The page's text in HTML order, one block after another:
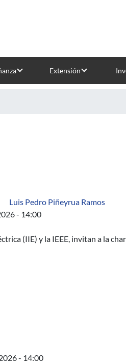
Extensión
de Tareas
Luis Pedro Piñeyrua Ramos
- 14:00
automático distribuido y
(IIE) y la IEEE, invitan a la
of logarithmic Fekete critical
modelizacion y analisis
- 14:00